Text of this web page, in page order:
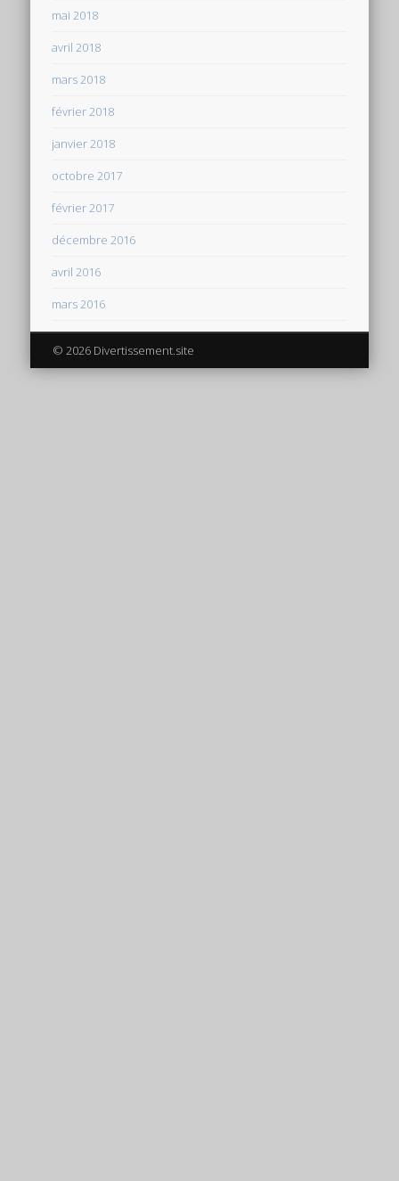
mai 2018
avril 2018
mars 2018
février 2018
janvier 2018
octobre 2017
février 2017
décembre 2016
avril 2016
mars 2016
© 2026 Divertissement.site